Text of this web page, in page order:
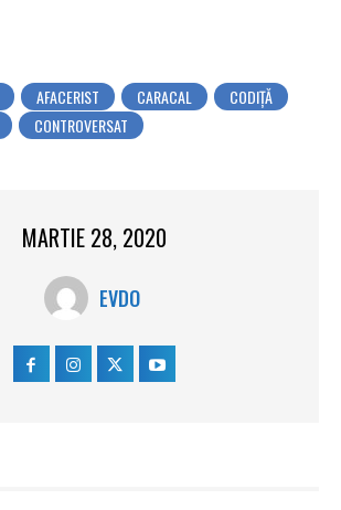
AFACERIST CARACAL
CODIŢĂ
CONTROVERSAT
MARTIE 28, 2020
EVDO